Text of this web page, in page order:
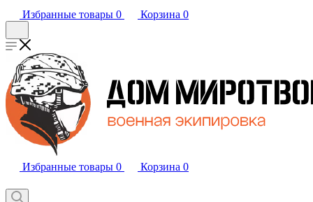
Избранные товары 0 Корзина 0
Избранные товары 0 Корзина 0